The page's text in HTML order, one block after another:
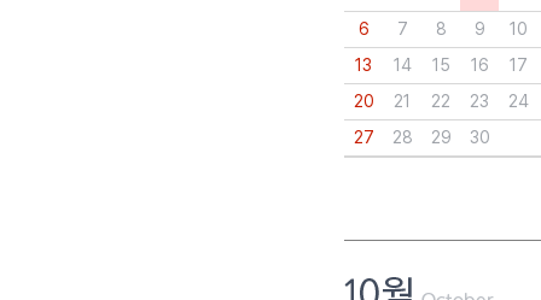
6
7 8 9
10
13
14 15 16
17
20
21 22 23
24
27
28 29 30